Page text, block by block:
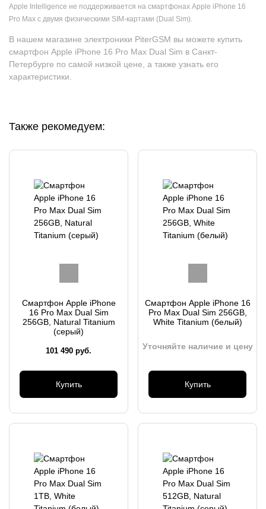
Apple Intelligence не поддерживается на смартфонах Apple iPhone 16
Pro Max с двумя физическими SIM-картами (Dual Sim).
В нашем магазине электроники PiterGSM вы можете купить
смартфон Apple iPhone 16 Pro Max Dual Sim в Санкт-
Петербурге по самой низкой цене, а также узнать его
характеристики.
Также рекомедуем:
Смартфон Apple iPhone
16 Pro Max Dual Sim
256GB, Natural Titanium
(серый)
101 490 руб.
Купить
Смартфон Apple iPhone 16
Pro Max Dual Sim 256GB,
White Titanium (белый)
Уточняйте наличие и цену
Купить